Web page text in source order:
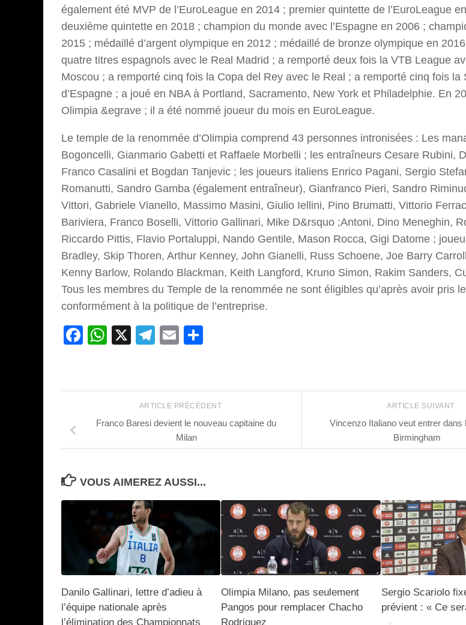
également été MVP de l’EuroLeague en 2014 ; premier quintette de l’EuroLeague
deuxième quintette en 2018 ; champion du monde avec l’Espagne en 2006 ;
2015 ; médaillé d’argent olympique en 2012 ; médaillé de bronze olympique en
quatre titres espagnols avec le Real Madrid ; a remporté deux fois la VTB League
Moscou ; a remporté cinq fois la Copa del Rey avec le Real ; a remporté cinq fois la
d’Espagne ; a joué en NBA à Portland, Sacramento, New York et Philadelphie. En
Olimpia &egrave ; il a été nommé joueur du mois en EuroLeague.
Le temple de la renommée d’Olimpia comprend 43 personnes intronisées : Les
Bogoncelli, Gianmario Gabetti et Raffaele Morbelli ; les entraîneurs Cesare Rubini,
Franco Casalini et Bogdan Tanjevic ; les joueurs italiens Enrico Pagani, Sergio
Romanutti, Sandro Gamba (également entraîneur), Gianfranco Pieri, Sandro
Vittori, Gabriele Vianello, Massimo Masini, Giulio Iellini, Pino Brumatti, Vittorio
Bariviera, Franco Boselli, Vittorio Gallinari, Mike D&rsquo ;Antoni, Dino Meneghin,
Riccardo Pittis, Flavio Portaluppi, Nando Gentile, Mason Rocca, Gigi Datome ;
Bradley, Skip Thoren, Arthur Kenney, John Gianelli, Russ Schoene, Joe Barry
Kenny Barlow, Rolando Blackman, Keith Langford, Kruno Simon, Rakim Sanders,
Tous les membres du Temple de la renommée ne sont éligibles qu’après avoir pris
conformément à la politique de l’entreprise.
Facebook
WhatsApp
X Telegram
Email
ARTICLE SUIVANT
Vincenzo Italiano veut entrer dans
Birmingham
ARTICLE PRÉCÉDENT
Franco Baresi devient le nouveau capitaine du
Milan
VOUS AIMEREZ AUSSI...
Danilo Gallinari, lettre d’adieu à
l’équipe nationale après
l’élimination des Championnats
Olimpia Milano, pas seulement
Pangos pour remplacer Chacho
Rodriguez
Sergio Scariolo
prévient : « Ce